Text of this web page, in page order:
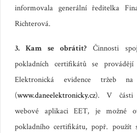
informovala generální ředitelka
Richterová.
3. Kam se obrátit? Činnosti
pokladních certifikátů se
Elektronická evidence tržeb
(www.daneelektronicky.cz). V části
webové aplikaci EET, je možné
pokladního certifikátu, popř. použít